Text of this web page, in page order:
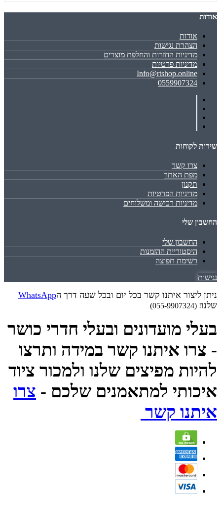
אודות
אודות
הצהרת נגישות
מדיניות החזרות והחלפת מוצרים
מדיניות פרטיות
Info@rtshop.online
0559907324
שירות לקוחות
צרו קשר
מפת האתר
תקנון
מדיניות הפרטיות
מדיניות רכישה ומשלוחים
החשבון שלי
החשבון שלי
היסטוריית ההזמנות
רשימת תפוצה
נגישות
ניתן ליצור איתנו קשר בכל יום ובכל שעה דרך הWhatsApp
שלנו! (055-9907324)
בעלי מועדונים ובעלי חדרי כושר
- צרו איתנו קשר במידה ותרצו
להיות מפיצים שלנו ולמכור ציוד
איכותי למתאמנים שלכם - צרו
איתנו קשר